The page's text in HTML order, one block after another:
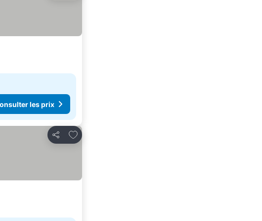
les prix
Partager
Ajouter à mes favoris